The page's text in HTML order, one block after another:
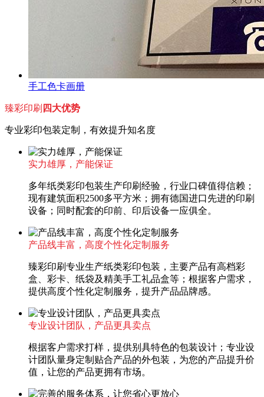
手工色卡画册
臻彩印刷 四大优势
专业彩印包装定制，有效提升知名度
实力雄厚，产能保证
多年纸类彩印包装生产印刷经验，行业口碑值得信赖；
现有建筑面积2500多平方米；拥有德国进口先进的印刷
设备；同时配套的印前、印后设备一应俱全。
产品线丰富，高度个性化定制服务
臻彩印刷专业生产纸类彩印包装，主要产品有高档彩
盒、彩卡、纸袋及精美手工礼品盒等；根据客户需求，
提供高度个性化定制服务，提升产品品牌感。
专业设计团队，产品更具卖点
根据客户需求打样，提供别具特色的包装设计；专业设
计团队量身定制贴合产品的外包装，为您的产品提升价
值，让您的产品更拥有市场。